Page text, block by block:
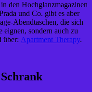
den Hochglanzmagazinen
und Co. gibt es aber
Abendtaschen, die sich
eignen, sondern auch zu
über: Apartment Therapy.